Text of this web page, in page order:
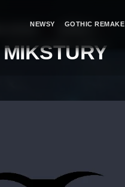
NEWSY GOTHIC REMAKE